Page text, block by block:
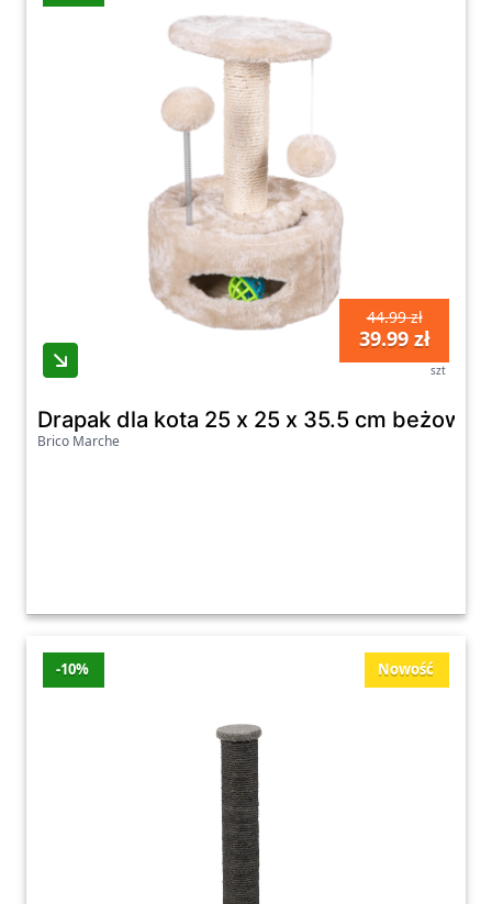
44.99 zł
39.99 zł
szt
Drapak dla kota 25 x 25 x 35.5 cm beżowy
Brico Marche
Nowość
-10%